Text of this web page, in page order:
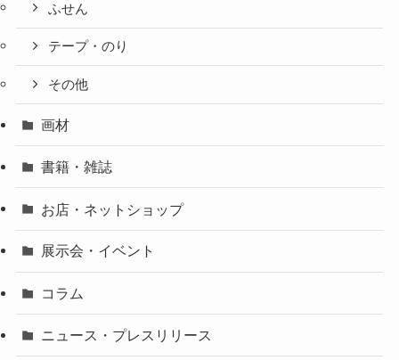
ふせん
テープ・のり
その他
画材
書籍・雑誌
お店・ネットショップ
展示会・イベント
コラム
ニュース・プレスリリース